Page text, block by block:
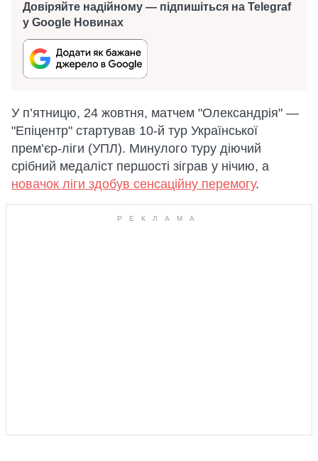
Довіряйте надійному — підпишіться на Telegraf
у Google Новинах
У п’ятницю, 24 жовтня, матчем "Олександрія" —
"Епіцентр" стартував 10-й тур Української
прем’єр-ліги (УПЛ). Минулого туру діючий
срібний медаліст першості зіграв у нічию, а
новачок ліги здобув сенсаційну перемогу.